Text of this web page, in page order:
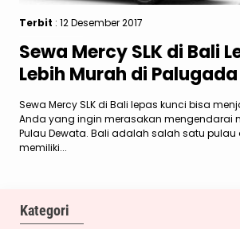
Terbit : 12 Desember 2017
Sewa Mercy SLK di Bali
Lebih Murah di Palugada
Sewa Mercy SLK di Bali lepas kunci bisa
Anda yang ingin merasakan mengendarai
Pulau Dewata. Bali adalah salah satu
memiliki...
Kategori